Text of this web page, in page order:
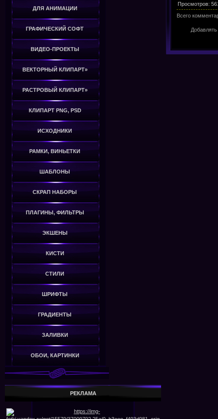
ДЛЯ АНИМАЦИИ
ГРАФИЧЕСКИЙ СОФТ
ВИДЕО-ПРОЕКТЫ
ВЕКТОРНЫЙ КЛИПАРТ»
РАСТРОВЫЙ КЛИПАРТ»
КЛИПАРТ PNG, PSD
ИСХОДНИКИ
РАМКИ, ВИНЬЕТКИ
ШАБЛОНЫ
СКРАП НАБОРЫ
ПЛАГИНЫ, ФИЛЬТРЫ
ЭКШЕНЫ
КИСТИ
СТИЛИ
ШРИФТЫ
ГРАДИЕНТЫ
ЗАЛИВКИ
ОБОИ, КАРТИНКИ
РЕКЛАМА
Просмотров:
Всего